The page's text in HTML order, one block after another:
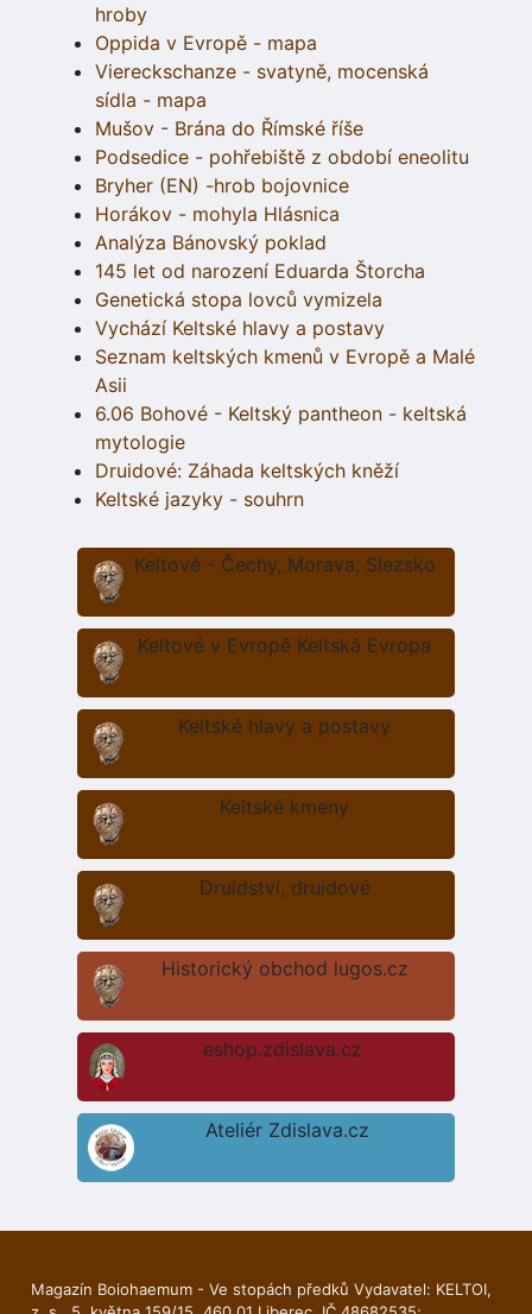
hroby
Oppida v Evropě - mapa
Viereckschanze - svatyně, mocenská
sídla - mapa
Mušov - Brána do Římské říše
Podsedice - pohřebiště z období eneolitu
Bryher (EN) -hrob bojovnice
Horákov - mohyla Hlásnica
Analýza Bánovský poklad
145 let od narození Eduarda Štorcha
Genetická stopa lovců vymizela
Vychází Keltské hlavy a postavy
Seznam keltských kmenů v Evropě a Malé
Asii
6.06 Bohové - Keltský pantheon - keltská
mytologie
Druidové: Záhada keltských kněží
Keltské jazyky - souhrn
Keltové - Čechy, Morava, Slezsko
Keltové v Evropě Keltská Evropa
Keltské hlavy a postavy
Keltské kmeny
Druidství, druidové
Historický obchod lugos.cz
eshop.zdislava.cz
Ateliér Zdislava.cz
Magazín Boiohaemum - Ve stopách předků Vydavatel: KELTOI,